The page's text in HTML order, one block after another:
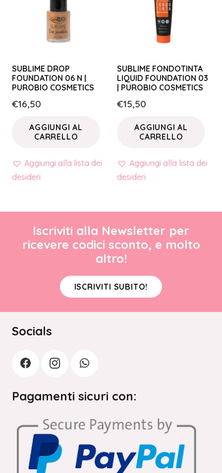
SUBLIME DROP
FOUNDATION 06 N |
PUROBIO COSMETICS
€16,50
AGGIUNGI AL
CARRELLO
Aggiungi alla lista dei
desideri
SUBLIME FONDOTINTA
LIQUID FOUNDATION 03
| PUROBIO COSMETICS
€15,50
AGGIUNGI AL
CARRELLO
Aggiungi alla lista dei
desideri
Iscriviti alla Newsletter per
ricevere codici sconto, e molto
altro!
ISCRIVITI SUBITO!
Socials
Pagamenti sicuri con: